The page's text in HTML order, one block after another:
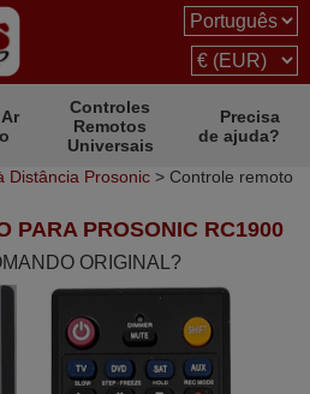
Controles
Remotos
Universais
Precisa
de ajuda?
Distância Prosonic > Controle remoto
PARA PROSONIC RC1900
ORIGINAL?